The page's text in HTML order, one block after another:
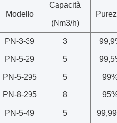
Modello
Capacità
(Nm3/h)
PN-3-39
PN-5-29
PN-5-295
PN-8-295
3
5
5
8
PN-5-49 5